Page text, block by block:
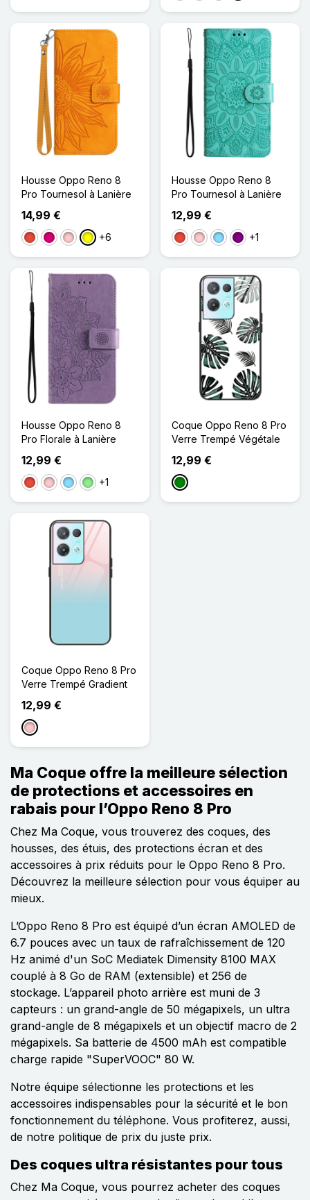
Housse Oppo Reno 8
Pro Tournesol à Lanière
14,99 €
RougeMagenta
RoseJaune
+6
Housse Oppo Reno 8
Pro Tournesol à Lanière
12,99 €
RougeRoseBleu Clair
Violet
+1
Housse Oppo Reno 8
Pro Florale à Lanière
12,99 €
RougeRoseBleu Clair
Vert clair
+1
Coque Oppo Reno 8 Pro
Verre Trempé Végétale
12,99 €
Vert
Coque Oppo Reno 8 Pro
Verre Trempé Gradient
12,99 €
Rose
Ma Coque offre la meilleure sélection
de protections et accessoires en
rabais pour l’Oppo Reno 8 Pro
Chez Ma Coque, vous trouverez des coques, des
housses, des étuis, des protections écran et des
accessoires à prix réduits pour le Oppo Reno 8 Pro.
Découvrez la meilleure sélection pour vous équiper au
mieux.
L’Oppo Reno 8 Pro est équipé d’un écran AMOLED de
6.7 pouces avec un taux de rafraîchissement de 120
Hz animé d'un SoC Mediatek Dimensity 8100 MAX
couplé à 8 Go de RAM (extensible) et 256 de
stockage. L’appareil photo arrière est muni de 3
capteurs : un grand-angle de 50 mégapixels, un ultra
grand-angle de 8 mégapixels et un objectif macro de 2
mégapixels. Sa batterie de 4500 mAh est compatible
charge rapide "SuperVOOC" 80 W.
Notre équipe sélectionne les protections et les
accessoires indispensables pour la sécurité et le bon
fonctionnement du téléphone. Vous profiterez, aussi,
de notre politique de prix du juste prix.
Des coques ultra résistantes pour tous
Chez Ma Coque, vous pourrez acheter des coques